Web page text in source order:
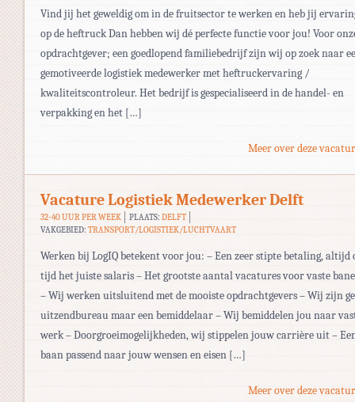
Vind jij het geweldig om in de fruitsector te werken en heb jij
op de heftruck Dan hebben wij dé perfecte functie voor jou! Voor
opdrachtgever; een goedlopend familiebedrijf zijn wij op zoek naar
gemotiveerde logistiek medewerker met heftruckervaring /
kwaliteitscontroleur. Het bedrijf is gespecialiseerd in de handel- en
verpakking en het […]
Meer over deze
Vacature Logistiek Medewerker Delft
32-40 UUR PER WEEK PLAATS: DELFT
VAKGEBIED: TRANSPORT/LOGISTIEK/LUCHTVAART
Werken bij LogIQ betekent voor jou: – Een zeer stipte betaling, altijd
tijd het juiste salaris – Het grootste aantal vacatures voor vaste
– Wij werken uitsluitend met de mooiste opdrachtgevers – Wij zijn
uitzendbureau maar een bemiddelaar – Wij bemiddelen jou naar
werk – Doorgroeimogelijkheden, wij stippelen jouw carrière uit –
baan passend naar jouw wensen en eisen […]
Meer over deze